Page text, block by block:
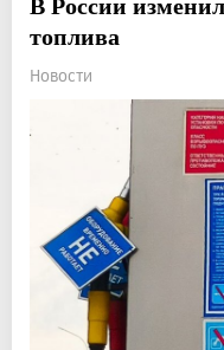
топлива
Новости